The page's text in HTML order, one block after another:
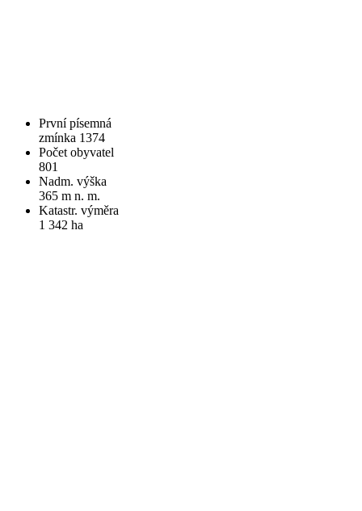
První písemná
zmínka 1374
Počet obyvatel
801
Nadm. výška
365 m n. m.
Katastr. výměra
1 342 ha